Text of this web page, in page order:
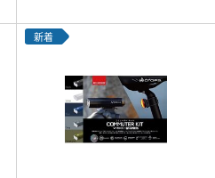
新着